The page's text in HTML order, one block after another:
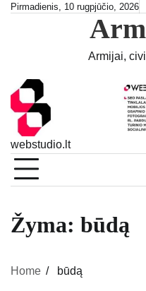
SkipPirmadienis, 10 rugpjūčio, 2026
Armijai,
webstudio.lt
Žyma: būdą
Home būdą